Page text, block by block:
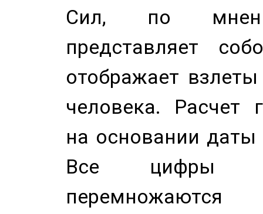
Сил, по
представляет
отображает
человека. Расчет
на основании
Все цифры